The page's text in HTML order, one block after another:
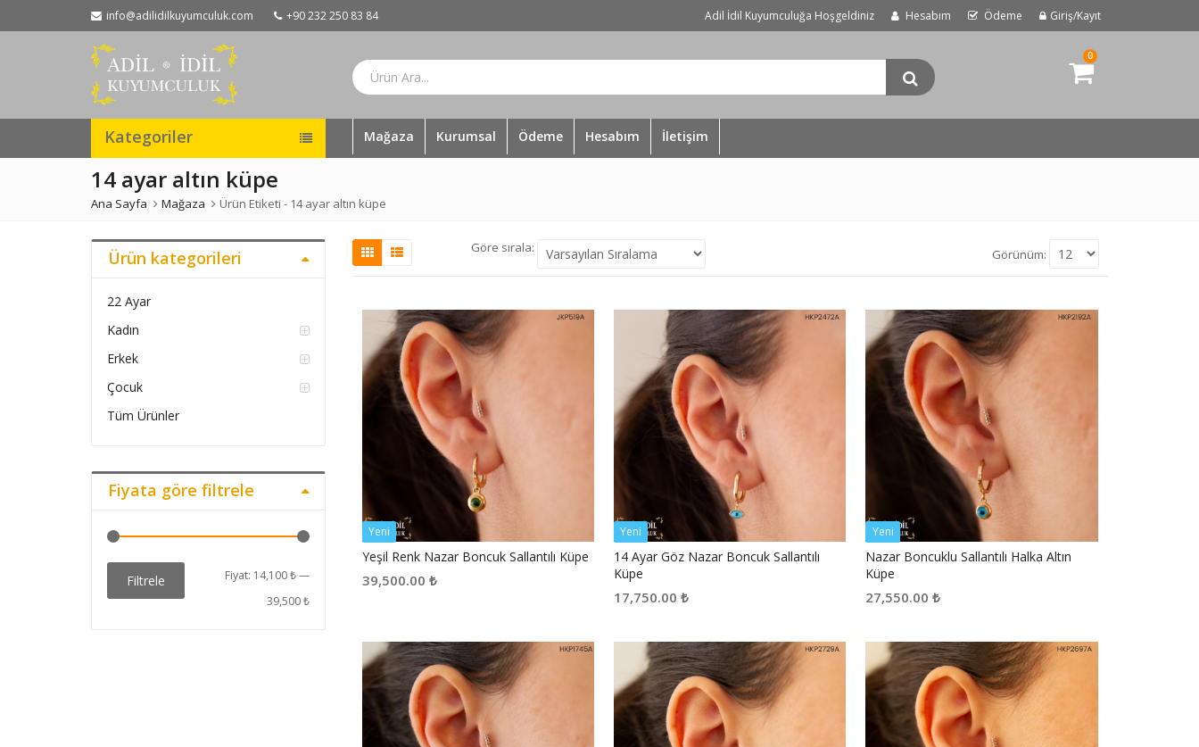
info@adilidilkuyumculuk.com +90 232 250 83 84 Adil İdil Kuyumculuğa Hoşgeldiniz Hesabım Ödeme Giriş/Kayıt
0
Kategoriler Mağaza Kurumsal Ödeme Hesabım İletişim
14 ayar altın küpe
Ana Sayfa Mağaza Ürün Etiketi - 14 ayar altın küpe
Göre sırala: Görünüm:
Yeni
Yeşil Renk Nazar Boncuk Sallantılı Küpe
39,500.00 ₺
Yeni
14 Ayar Göz Nazar Boncuk Sallantılı
Küpe
17,750.00 ₺
Yeni
Nazar Boncuklu Sallantılı Halka Altın
Küpe
27,550.00₺
Ürün kategorileri
22 Ayar
Kadın
Erkek
Çocuk
Tüm Ürünler
Fiyata göre filtrele
En
düşük
En
yüksek
Filtrele Fiyat: 14,100 ₺—
39,500 ₺